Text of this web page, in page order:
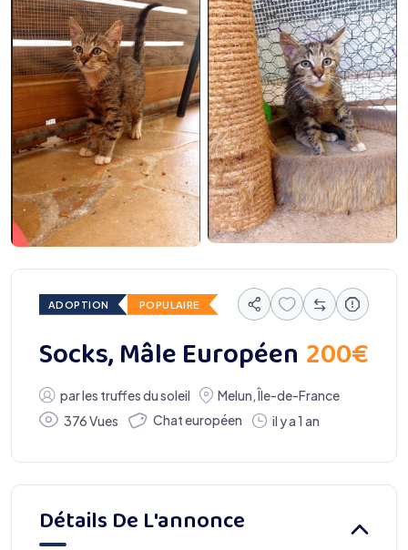
ADOPTION POPULAIRE
Socks, Mâle Européen 200€
parles truffes du soleil Melun,Île-de-France
376 Vues
Chat européen il y a 1 an
Détails De L'annonce